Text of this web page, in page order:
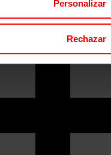
Personalizar
Rechazar